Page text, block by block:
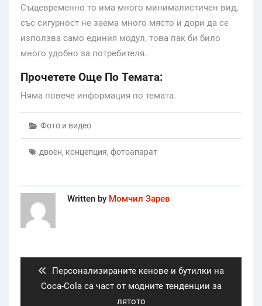
Същевременно то има много минималистичен вид,
със сигурност не заема много място и дори да се
използва само единия модул, това пак би било
много удобно за потребителя.
Прочетете Още По Темата:
Няма повече информация по темата.
Фото и видео
двоен, концепция, фотоапарат
Written by Момчил Зарев
Previous
post:
Персонализираните кенове и бутилки на
Coca-Cola са част от модните тенденции за
лятото